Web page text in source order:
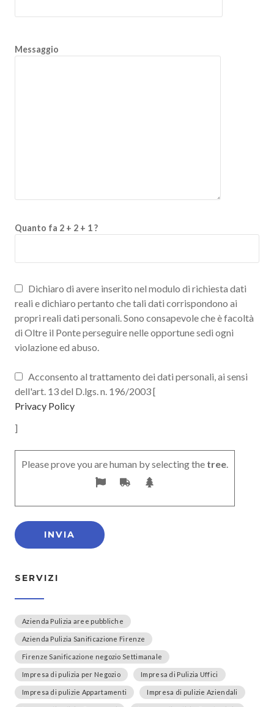
Messaggio
Quanto fa 2 + 2 + 1 ?
Dichiaro di avere inserito nel modulo di richiesta dati
reali e dichiaro pertanto che tali dati corrispondono ai
propri reali dati personali. Sono consapevole che è facoltà
di Oltre il Ponte perseguire nelle opportune sedi ogni
violazione ed abuso.
Acconsento al trattamento dei dati personali, ai sensi
dell'art. 13 del D.lgs. n. 196/2003 [
Privacy Policy
]
Please prove you are human by selecting the tree.
SERVIZI
Azienda Pulizia aree pubbliche
Azienda Pulizia Sanificazione Firenze
Firenze Sanificazione negozio Settimanale
Impresa di pulizia per Negozio Impresa di Pulizia Uffici
Impresa di pulizie Appartamenti Impresa di pulizie Aziendali